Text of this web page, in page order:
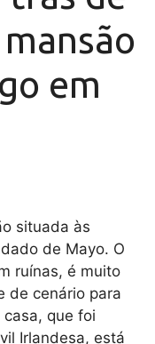
em
situada às
de Mayo. O
ruínas, é muito
de cenário para
casa, que foi
Irlandesa, está